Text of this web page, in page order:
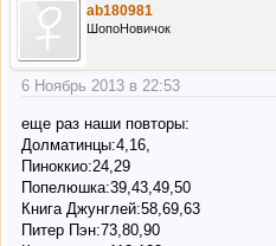
ab180981
ШопоНовичок
6 Ноябрь 2013 в 22:53
еще раз наши повторы:
Долматинцы:4,16,
Пиноккио:24,29
Попелюшка:39,43,49,50
Книга Джунглей:58,69,63
Питер Пэн:73,80,90